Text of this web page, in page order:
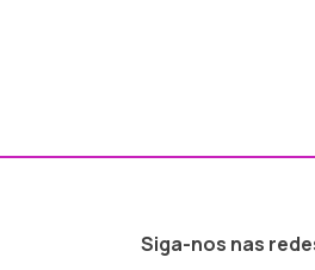
Siga-nos nas